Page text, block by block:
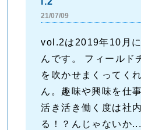
21/07/09
vol.2は2019年10月
んです。 フィールド
を吹かせまくってく
ん。趣味や興味を仕
活き活き働く度は社
る！？んじゃないか...